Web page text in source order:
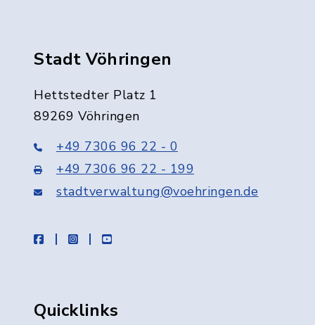
Stadt Vöhringen
Hettstedter Platz 1
89269 Vöhringen
+49 7306 96 22 - 0
+49 7306 96 22 - 199
stadtverwaltung@voehringen.de
facebookinstagramyoutube
Quicklinks